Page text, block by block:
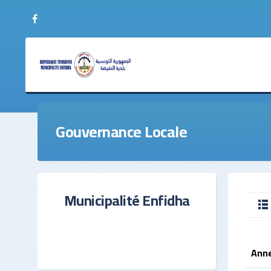
Budget
Les Comptes Financiers
Dettes
Le recouvrement
Réunions
Reunions
Reunions du bureau
Gouvernance Locale
Municipalité Enfidha